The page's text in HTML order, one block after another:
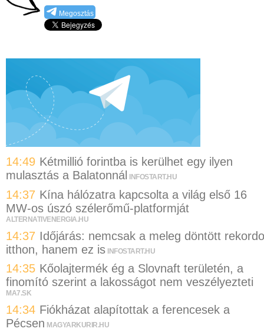
Megosztás
14:49 Kétmillió forintba is kerülhet egy ilyen
mulasztás a Balatonnál
INFOSTART.HU
14:37 Kína hálózatra kapcsolta a világ első 16
MW-os úszó szélerőmű-platformját
ALTERNATIVENERGIA.HU
14:37 Időjárás: nemcsak a meleg döntött
itthon, hanem ez is INFOSTART.HU
14:35 Kőolajtermék ég a Slovnaft területén, a
finomító szerint a lakosságot nem veszélyezteti
MA7.SK
14:34 Fiókházat alapítottak a ferencesek a
Pécsen MAGYARKURIR.HU